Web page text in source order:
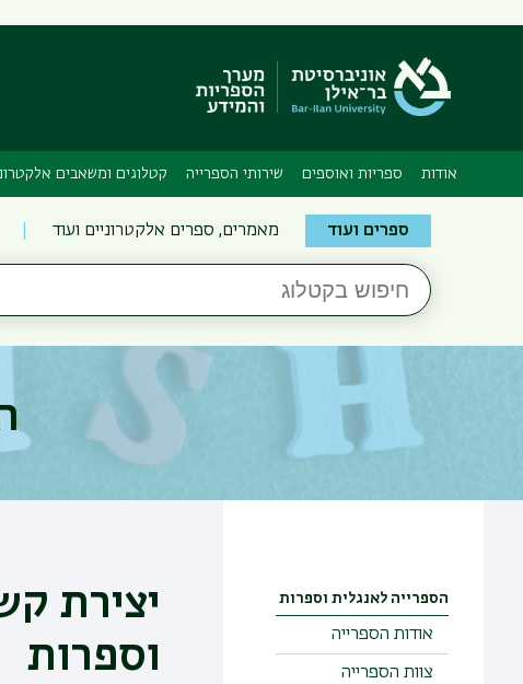
אודות ספריות ואוספים שירותי הספרייה קטלוגים ומשאבים
Search
the
Bar-
Ilan
Libraries
ספרים ועוד מאמרים, ספרים אלקטרוניים ועוד
חיפוש
בקטלוג
הספרייה לאנגלית וספרות
אודות הספרייה
צוות הספרייה
יצירת
וספרות